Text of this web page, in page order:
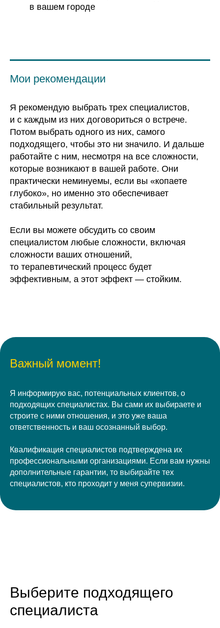
в вашем городе
Мои рекомендации
Я рекомендую выбрать трех специалистов,
и с каждым из них договориться о встрече.
Потом выбрать одного из них, самого
подходящего, чтобы это ни значило. И дальше
работайте с ним, несмотря на все сложности,
которые возникают в вашей работе. Они
практически неминуемы, если вы «копаете
глубоко», но именно это обеспечивает
стабильный результат.
Если вы можете обсудить со своим
специалистом любые сложности, включая
сложности ваших отношений,
то терапевтический процесс будет
эффективным, а этот эффект — стойким.
Важный момент!
Я информирую вас, потенциальных клиентов, о
подходящих специалистах. Вы сами их выбираете и
строите с ними отношения, и это уже ваша
ответственность и ваш осознанный выбор.
Квалификация специалистов подтверждена их
профессиональными организациями. Если вам нужны
дополнительные гарантии, то выбирайте тех
специалистов, кто проходит у меня супервизии.
Выберите подходящего
специалиста